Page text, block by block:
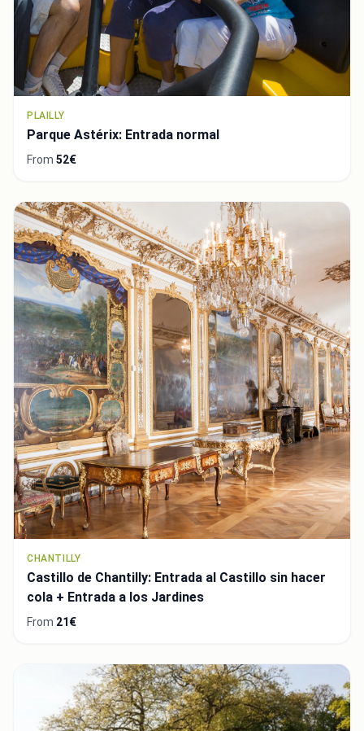
PLAILLY
Parque Astérix: Entrada normal
From 52€
CHANTILLY
Castillo de Chantilly: Entrada al Castillo sin hacer
cola + Entrada a los Jardines
From 21€